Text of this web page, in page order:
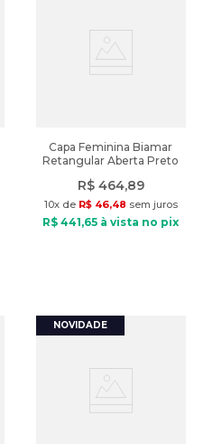
Capa Feminina Biamar
Retangular Aberta Preto
R$ 464,89
10x de R$ 46,48 sem juros
R$ 441,65 à vista no pix